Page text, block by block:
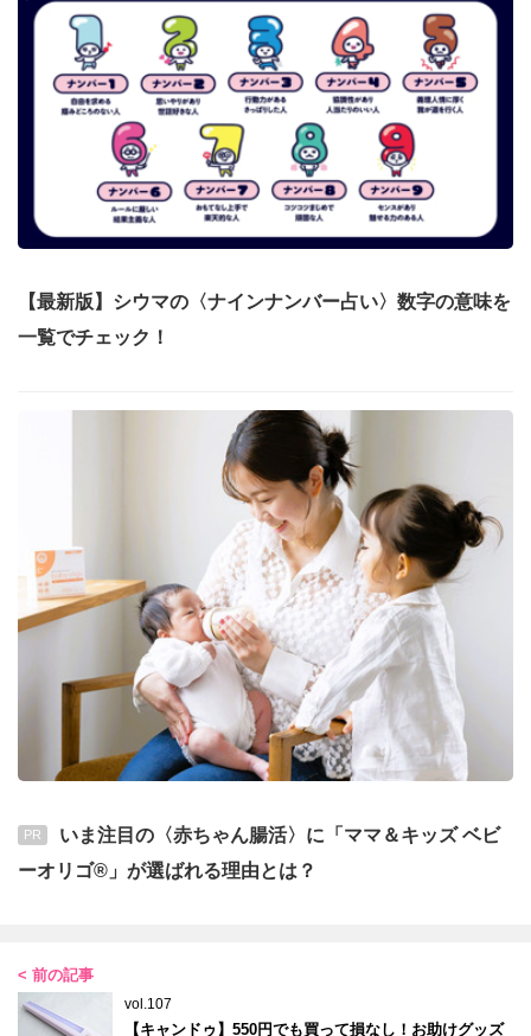
【最新版】シウマの〈ナインナンバー占い〉数字の意味を
一覧でチェック！
PR
いま注目の〈赤ちゃん腸活〉に「ママ＆キッズ ベビ
ーオリゴ®」が選ばれる理由とは？
< 前の記事
vol.107
【キャンドゥ】550円でも買って損なし！お助けグッズ